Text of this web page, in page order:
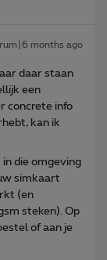
months ago
daar staan
een
concrete info
kan ik
die omgeving
simkaart
(en
steken). Op
of aan je